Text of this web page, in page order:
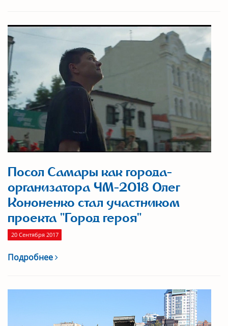
Посол Самары как города-
организатора ЧМ-2018 Олег
Кононенко стал участником
проекта "Город героя"
20 Сентября 2017
Подробнее